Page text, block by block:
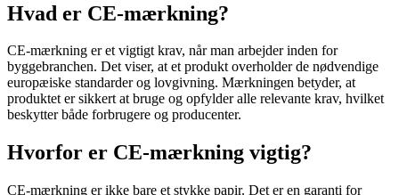
Hvad er CE-mærkning?
CE-mærkning er et vigtigt krav, når man arbejder inden for
byggebranchen. Det viser, at et produkt overholder de nødvendige
europæiske standarder og lovgivning. Mærkningen betyder, at
produktet er sikkert at bruge og opfylder alle relevante krav, hvilket
beskytter både forbrugere og producenter.
Hvorfor er CE-mærkning vigtig?
CE-mærkning er ikke bare et stykke papir. Det er en garanti for